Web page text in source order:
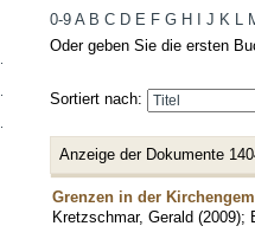
0-9 A B C D E F G H J K L
Oder geben Sie die ersten
Sortiert nach:
Anzeige der Dokumente
Grenzen in der
Kretzschmar, Gerald (2009);